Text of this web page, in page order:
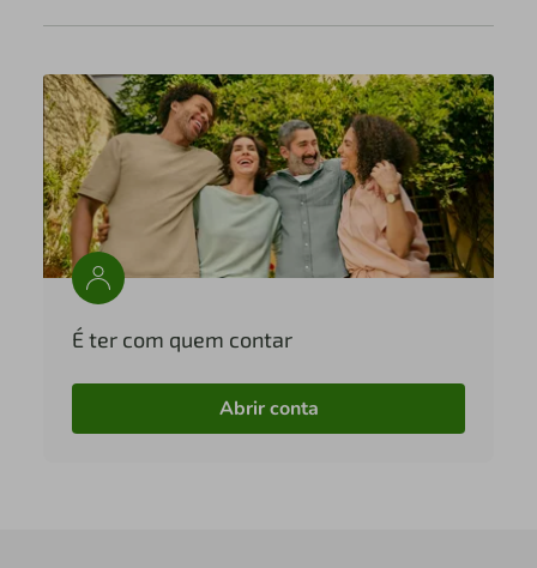
É ter com quem contar
Abrir conta